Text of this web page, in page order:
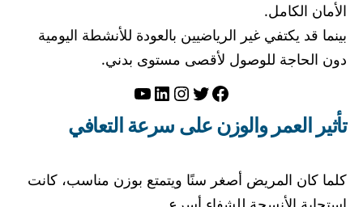
الأمان الكامل.
بينما قد يكتفي غير الرياضيين بالعودة للأنشطة اليومية
دون الحاجة للوصول لأقصى مستوى بدني.
فيسبوك
تويترإنستجرام
لينكد إنيوتيوب
تأثير العمر والوزن على سرعة التعافي
كلما كان المريض أصغر سنًا ويتمتع بوزن مناسب، كانت